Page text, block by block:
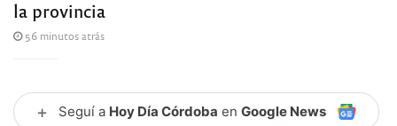
la provincia
56 minutos atrás
+ Seguí a Hoy Día Córdoba en Google News